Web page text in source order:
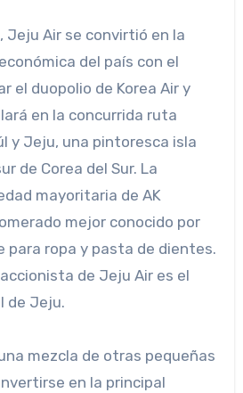
del país con el
el duopolio de Korea Air y
en la concurrida ruta
y Jeju, una pintoresca isla
de Corea del Sur. La
mayoritaria de AK
mejor conocido por
para ropa y pasta de dientes.
de Jeju Air es el
de Jeju.
mezcla de otras pequeñas
en la principal